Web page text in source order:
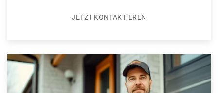
JETZT KONTAKTIEREN